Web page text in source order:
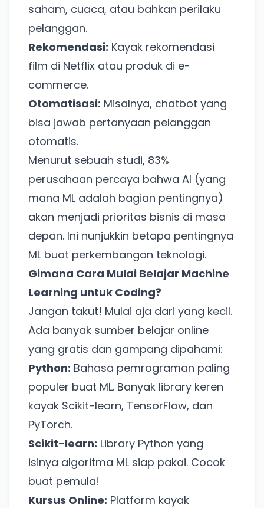
saham, cuaca, atau bahkan perilaku
pelanggan.
Rekomendasi: Kayak rekomendasi
film di Netflix atau produk di e-
commerce.
Otomatisasi: Misalnya, chatbot yang
bisa jawab pertanyaan pelanggan
otomatis.
Menurut sebuah studi, 83%
perusahaan percaya bahwa AI (yang
mana ML adalah bagian pentingnya)
akan menjadi prioritas bisnis di masa
depan. Ini nunjukkin betapa pentingnya
ML buat perkembangan teknologi.
Gimana Cara Mulai Belajar Machine
Learning untuk Coding?
Jangan takut! Mulai aja dari yang kecil.
Ada banyak sumber belajar online
yang gratis dan gampang dipahami:
Python: Bahasa pemrograman paling
populer buat ML. Banyak library keren
kayak Scikit-learn, TensorFlow, dan
PyTorch.
Scikit-learn: Library Python yang
isinya algoritma ML siap pakai. Cocok
buat pemula!
Kursus Online: Platform kayak